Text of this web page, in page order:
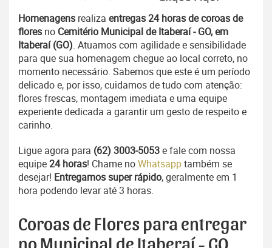
Homenagens realiza entregas 24 horas de coroas de
flores no Cemitério Municipal de Itaberaí - GO, em
Itaberaí (GO). Atuamos com agilidade e sensibilidade
para que sua homenagem chegue ao local correto, no
momento necessário. Sabemos que este é um período
delicado e, por isso, cuidamos de tudo com atenção:
flores frescas, montagem imediata e uma equipe
experiente dedicada a garantir um gesto de respeito e
carinho.
Ligue agora para (62) 3003-5053e fale com nossa
equipe24 horas! Chame noWhatsapptambém se
desejar! Entregamos super rápido, geralmente em 1
hora podendo levar até 3 horas.
Coroas de Flores para entregar